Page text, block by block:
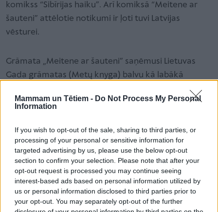
Mammam un Tētiem - Do Not Process My Personal
Information
If you wish to opt-out of the sale, sharing to third parties, or
processing of your personal or sensitive information for
targeted advertising by us, please use the below opt-out
section to confirm your selection. Please note that after your
opt-out request is processed you may continue seeing
interest-based ads based on personal information utilized by
us or personal information disclosed to third parties prior to
your opt-out. You may separately opt-out of the further
komikss “Sibīrijas haiku”. Arī komiksā “Meitene ar
šauteni” attēlotie notikumi ir ļoti tuvi Latvijas
vēsturei.
Grāmata „Meitene ar šauteni” saņēmusi Lietuvas
Gada grāmatas (Metų knyga) balvu kā labākā
grāmata bērniem (2023), Starptautiskās bērnu un
jaunatnes literatūras padomes (IBBY) Lietuvas
Izdevēju asociācijas Gada balvu par labākajām
ilustrācijām (2024) un žūrijas Īpašo atzinību
Starptautiskā Boloņas bērnu grāmatu gadatirgus
konkursa BolognaRagazzi Award komiksu kategorijā
(2024).